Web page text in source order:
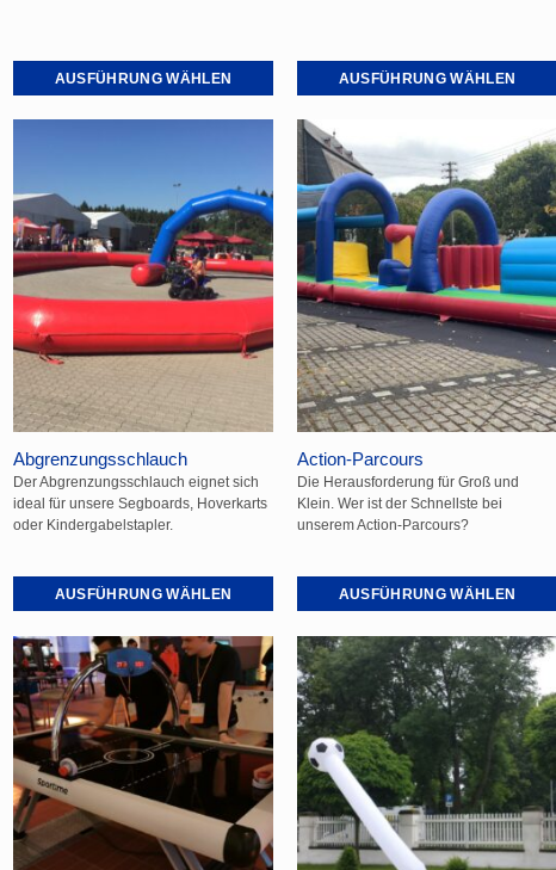
AUSFÜHRUNG WÄHLEN
mehrere
Varianten
auf.
Die
Optionen
können
auf
der
Produktseite
gewählt
werden
AUSFÜHRUNG WÄHLEN
Produkt
weist
mehrere
Varianten
auf.
Die
Optionen
können
auf
der
Produktseite
gewählt
werden
Abgrenzungsschlauch
Der Abgrenzungsschlauch eignet sich
ideal für unsere Segboards, Hoverkarts
oder Kindergabelstapler.
AUSFÜHRUNG WÄHLEN
Produkt
weist
mehrere
Varianten
auf.
Die
Optionen
können
Action-Parcours
Die Herausforderung für Groß und
Klein. Wer ist der Schnellste bei
unserem Action-Parcours?
AUSFÜHRUNG WÄHLEN
Produkt
weist
mehrere
Varianten
auf.
Die
Optionen
können